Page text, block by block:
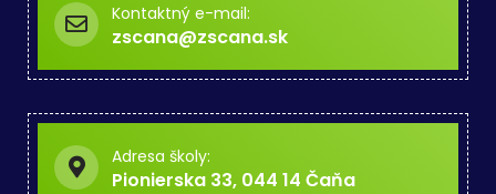
Kontaktný e-mail:
zscana@zscana.sk
Adresa školy:
Pionierska 33, 044 14 Čaňa